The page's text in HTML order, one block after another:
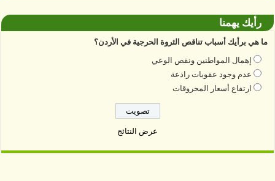
رأيك يهمنا
ما هي برأيك أسباب تناقص الثروة الحرجية في الأردن؟
إهمال المواطنين ونقص الوعي
عدم وجود عقوبات رادعة
ارتفاع أسعار المحروقات
عرض النتائج